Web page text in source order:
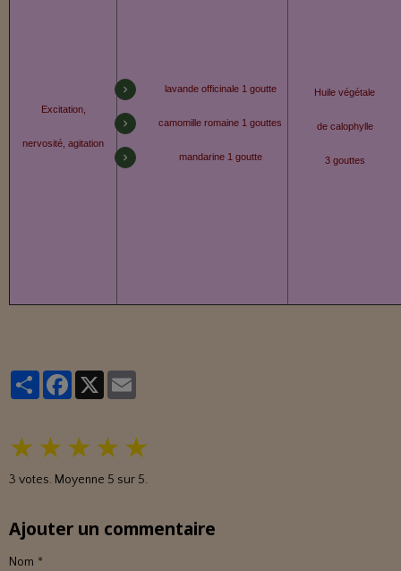
Excitation,
nervosité, agitation
lavande officinale 1 goutte
camomille romaine 1 gouttes
mandarine 1 goutte
Huile végétale
de calophylle
3 gouttes
PartagerFacebook
★ ★ ★ ★ ★
3 votes. Moyenne 5 sur 5.
Ajouter un commentaire
Nom